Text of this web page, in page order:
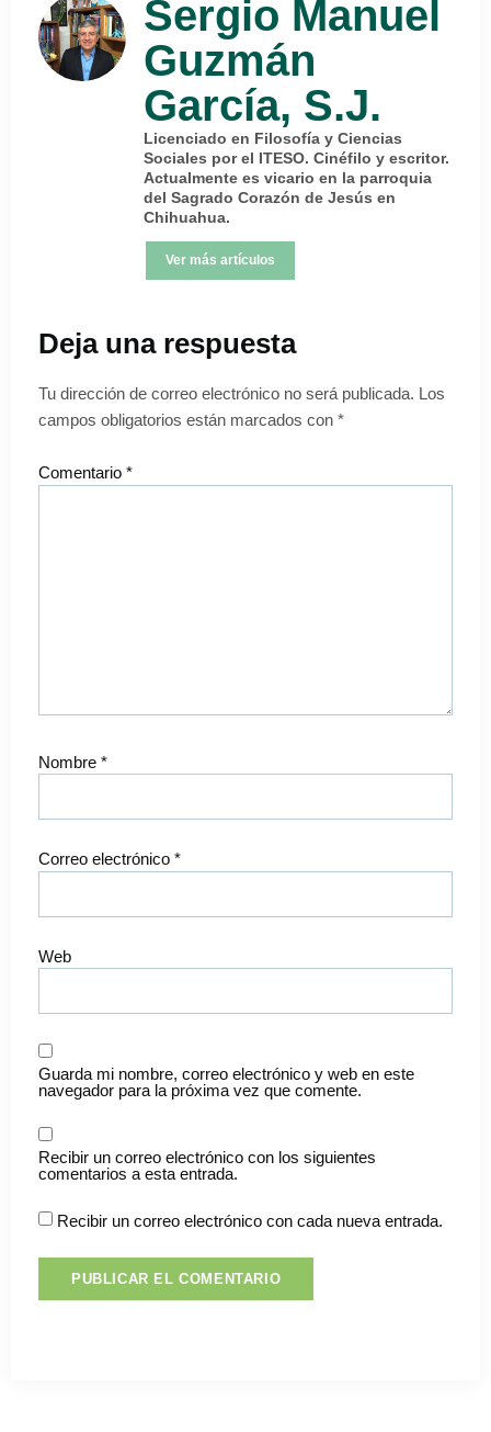
Sergio Manuel
Guzmán
García, S.J.
Licenciado en Filosofía y Ciencias
Sociales por el ITESO. Cinéfilo y escritor.
Actualmente es vicario en la parroquia
del Sagrado Corazón de Jesús en
Chihuahua.
Ver más artículos
Deja una respuesta
Tu dirección de correo electrónico no será publicada. Los
campos obligatorios están marcados con *
Comentario *
Nombre *
Correo electrónico *
Web
Guarda mi nombre, correo electrónico y web en este
navegador para la próxima vez que comente.
Recibir un correo electrónico con los siguientes
comentarios a esta entrada.
Recibir un correo electrónico con cada nueva entrada.